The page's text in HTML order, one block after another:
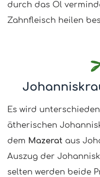
durch das Öl
Zahnfleisch heilen
Es wird
ätherischen
dem Mazerat aus
Auszug der
selten werden beide